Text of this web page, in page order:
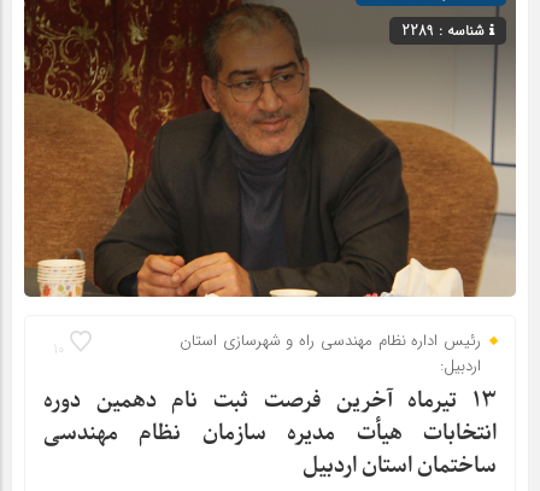
شناسه : 2289
10
رئیس اداره نظام مهندسی راه و شهرسازی استان
اردبیل:
۱۳ تیرماه آخرین فرصت ثبت نام دهمین دوره
انتخابات هیأت مدیره سازمان نظام مهندسی
ساختمان استان اردبیل